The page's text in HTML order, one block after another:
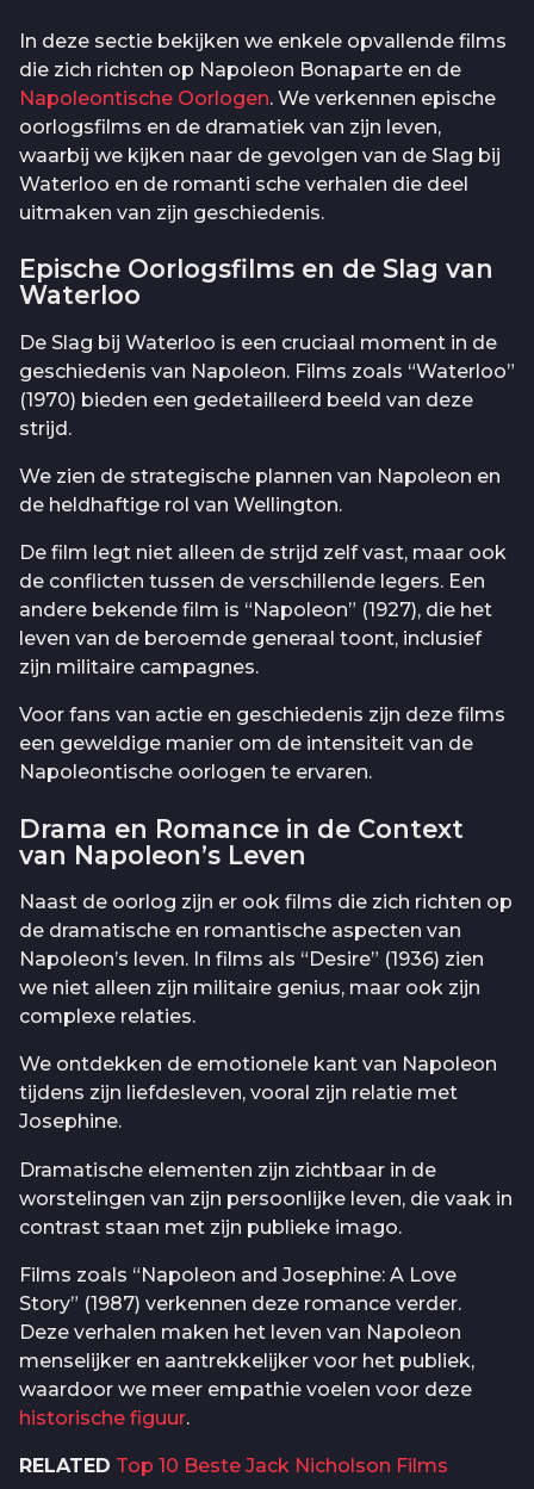
In deze sectie bekijken we enkele opvallende films
die zich richten op Napoleon Bonaparte en de
Napoleontische Oorlogen. We verkennen epische
oorlogsfilms en de dramatiek van zijn leven,
waarbij we kijken naar de gevolgen van de Slag bij
Waterloo en de romanti sche verhalen die deel
uitmaken van zijn geschiedenis.
Epische Oorlogsfilms en de Slag van
Waterloo
De Slag bij Waterloo is een cruciaal moment in de
geschiedenis van Napoleon. Films zoals “Waterloo”
(1970) bieden een gedetailleerd beeld van deze
strijd.
We zien de strategische plannen van Napoleon en
de heldhaftige rol van Wellington.
De film legt niet alleen de strijd zelf vast, maar ook
de conflicten tussen de verschillende legers. Een
andere bekende film is “Napoleon” (1927), die het
leven van de beroemde generaal toont, inclusief
zijn militaire campagnes.
Voor fans van actie en geschiedenis zijn deze films
een geweldige manier om de intensiteit van de
Napoleontische oorlogen te ervaren.
Drama en Romance in de Context
van Napoleon’s Leven
Naast de oorlog zijn er ook films die zich richten op
de dramatische en romantische aspecten van
Napoleon’s leven. In films als “Desire” (1936) zien
we niet alleen zijn militaire genius, maar ook zijn
complexe relaties.
We ontdekken de emotionele kant van Napoleon
tijdens zijn liefdesleven, vooral zijn relatie met
Josephine.
Dramatische elementen zijn zichtbaar in de
worstelingen van zijn persoonlijke leven, die vaak in
contrast staan met zijn publieke imago.
Films zoals “Napoleon and Josephine: A Love
Story” (1987) verkennen deze romance verder.
Deze verhalen maken het leven van Napoleon
menselijker en aantrekkelijker voor het publiek,
waardoor we meer empathie voelen voor deze
historische figuur.
RELATED Top 10 Beste Jack Nicholson Films